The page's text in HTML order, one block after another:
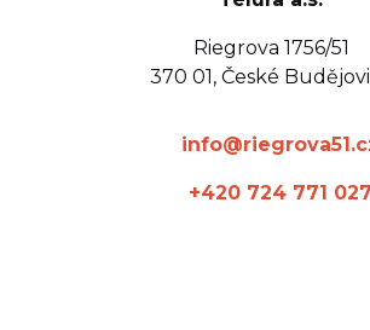
Riegrova 1756/51
370 01, České
+420 724 771 027